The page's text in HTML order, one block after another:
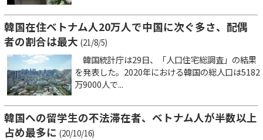
韓国在住ベトナム人20万人で中国に次ぐ多さ、配偶
者の割合は最大 (21/8/5)
韓国統計庁は29日、「人口住宅総調査」の結果
を発表した。2020年における韓国の総人口は5182
万9000人で...
韓国への留学生の不法滞在者、ベトナム人が半数以上
占め最多に (20/10/16)